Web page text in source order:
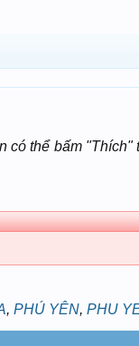
có thể bấm
,PHÚ YÊN,PHU